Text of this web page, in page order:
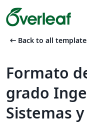
arrow_left_alt Back to all
Formato
grado
Sistemas